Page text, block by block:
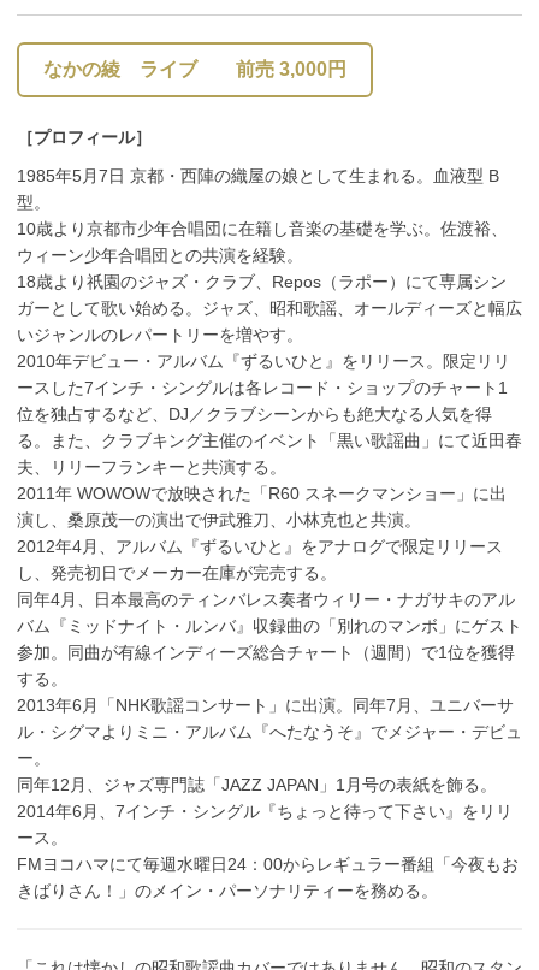
なかの綾 ライブ 前売 3,000円
［プロフィール］
1985年5月7日 京都・西陣の織屋の娘として生まれる。血液型 B
型。
10歳より京都市少年合唱団に在籍し音楽の基礎を学ぶ。佐渡裕、
ウィーン少年合唱団との共演を経験。
18歳より祇園のジャズ・クラブ、Repos（ラポー）にて専属シン
ガーとして歌い始める。ジャズ、昭和歌謡、オールディーズと幅広
いジャンルのレパートリーを増やす。
2010年デビュー・アルバム『ずるいひと』をリリース。限定リリ
ースした7インチ・シングルは各レコード・ショップのチャート1
位を独占するなど、DJ／クラブシーンからも絶大なる人気を得
る。また、クラブキング主催のイベント「黒い歌謡曲」にて近田春
夫、リリーフランキーと共演する。
2011年 WOWOWで放映された「R60 スネークマンショー」に出
演し、桑原茂一の演出で伊武雅刀、小林克也と共演。
2012年4月、アルバム『ずるいひと』をアナログで限定リリース
し、発売初日でメーカー在庫が完売する。
同年4月、日本最高のティンバレス奏者ウィリー・ナガサキのアル
バム『ミッドナイト・ルンバ』収録曲の「別れのマンボ」にゲスト
参加。同曲が有線インディーズ総合チャート（週間）で1位を獲得
する。
2013年6月「NHK歌謡コンサート」に出演。同年7月、ユニバーサ
ル・シグマよりミニ・アルバム『へたなうそ』でメジャー・デビュ
ー。
同年12月、ジャズ専門誌「JAZZ JAPAN」1月号の表紙を飾る。
2014年6月、7インチ・シングル『ちょっと待って下さい』をリリ
ース。
FMヨコハマにて毎週水曜日24：00からレギュラー番組「今夜もお
きばりさん！」のメイン・パーソナリティーを務める。